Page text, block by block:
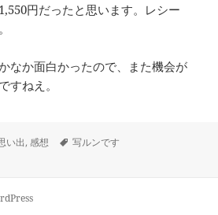
円だったと思います。レシー
なか面白かったので、また機会が
すねえ。
い出,感想
タ
写ルンです